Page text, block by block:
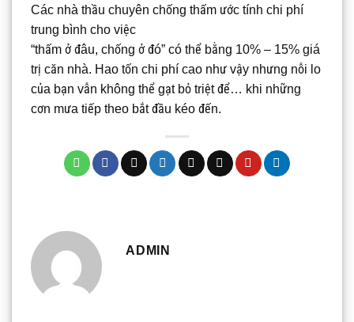
Các nhà thầu chuyên chống thấm ước tính chi phí
trung bình cho việc
“thấm ở đâu, chống ở đó” có thể bằng 10% – 15% giá
trị căn nhà. Hao tốn chi phí cao như vậy nhưng nỗi lo
của bạn vẫn không thể gạt bỏ triệt để… khi những
cơn mưa tiếp theo bắt đầu kéo đến.
ADMIN